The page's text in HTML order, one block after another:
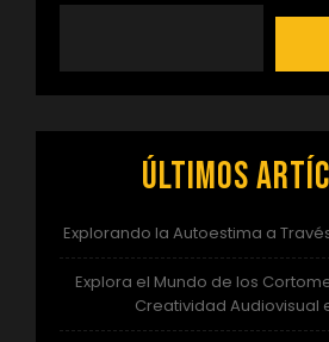
Últimos
Explorando la Autoestima a
Explora el Mundo de los
Creatividad Audiovisual